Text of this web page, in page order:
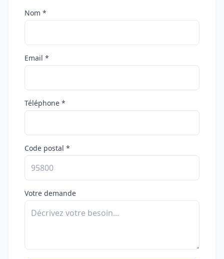
Nom *
Email *
Téléphone *
Code postal *
Votre demande